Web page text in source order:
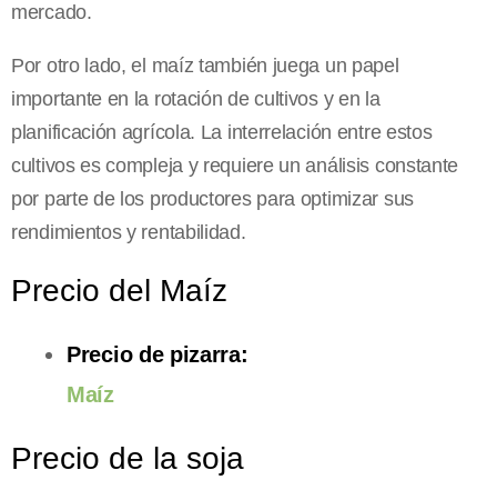
mercado.
Por otro lado, el maíz también juega un papel
importante en la rotación de cultivos y en la
planificación agrícola. La interrelación entre estos
cultivos es compleja y requiere un análisis constante
por parte de los productores para optimizar sus
rendimientos y rentabilidad.
Precio del Maíz
Precio de pizarra:
Maíz
Precio de la soja